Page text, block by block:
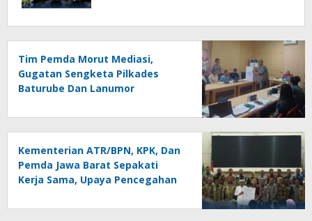
Tim Pemda Morut Mediasi,
Gugatan Sengketa Pilkades
Baturube Dan Lanumor
Kementerian ATR/BPN, KPK, Dan
Pemda Jawa Barat Sepakati
Kerja Sama, Upaya Pencegahan
Ekonomi Daerah